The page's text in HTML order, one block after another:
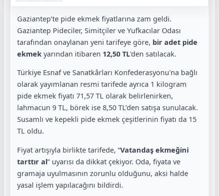
Gaziantep’te pide ekmek fiyatlarına zam geldi.
Gaziantep Pideciler, Simitçiler ve Yufkacılar Odası
tarafından onaylanan yeni tarifeye göre, bir adet pide
ekmek yarından itibaren 12,50 TL'den satılacak.
Türkiye Esnaf ve Sanatkârları Konfederasyonu'na bağlı
olarak yayımlanan resmi tarifede ayrıca 1 kilogram
pide ekmek fiyatı 71,57 TL olarak belirlenirken,
lahmacun 9 TL, börek ise 8,50 TL’den satışa sunulacak.
Susamlı ve kepekli pide ekmek çeşitlerinin fiyatı da 15
TL oldu.
Fiyat artışıyla birlikte tarifede, “Vatandaş ekmeğini
tarttır al” uyarısı da dikkat çekiyor. Oda, fiyata ve
gramaja uyulmasının zorunlu olduğunu, aksi halde
yasal işlem yapılacağını bildirdi.